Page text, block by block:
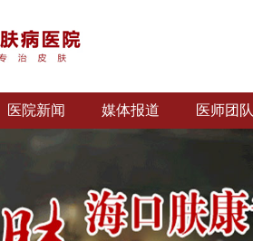
医院新闻 媒体报道 医师团队